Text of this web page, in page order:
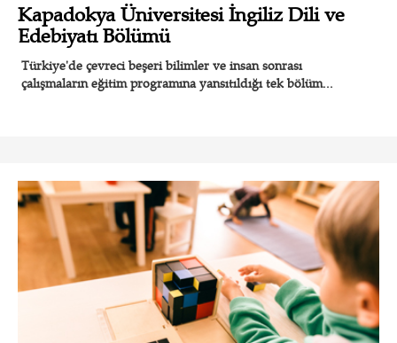
Kapadokya Üniversitesi İngiliz Dili ve
Edebiyatı Bölümü
Türkiye'de çevreci beşeri bilimler ve insan sonrası
çalışmaların eğitim programına yansıtıldığı tek bölüm...